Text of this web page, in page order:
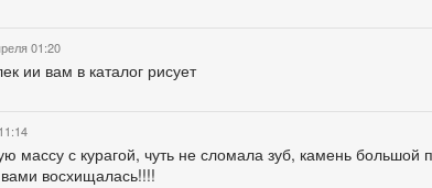
01:20
ии вам в каталог рисует
массу с курагой, чуть не сломала зуб, камень большой
восхищалась!!!!